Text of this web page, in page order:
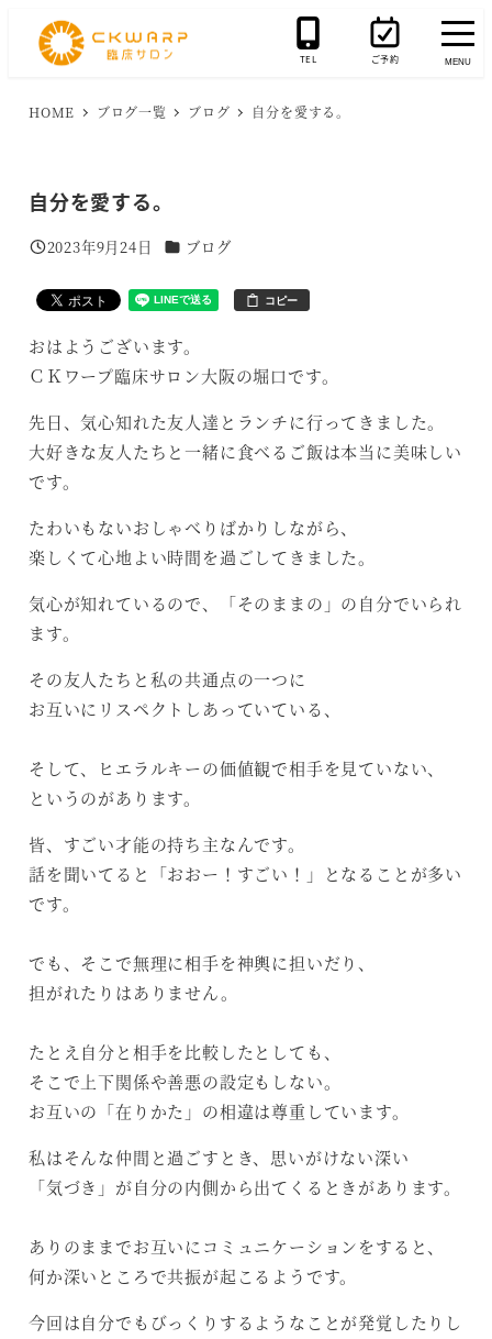
TEL ご予約 MENU
HOME ブログ一覧 ブログ 自分を愛する。
自分を愛する。
投稿日
2023年9月24日 カテゴリー
ブログ
コピー
おはようございます。
ＣＫワープ臨床サロン大阪の堀口です。
先日、気心知れた友人達とランチに行ってきました。
大好きな友人たちと一緒に食べるご飯は本当に美味しい
です。
たわいもないおしゃべりばかりしながら、
楽しくて心地よい時間を過ごしてきました。
気心が知れているので、「そのままの」の自分でいられ
ます。
その友人たちと私の共通点の一つに
お互いにリスペクトしあっていている、
そして、ヒエラルキーの価値観で相手を見ていない、
というのがあります。
皆、すごい才能の持ち主なんです。
話を聞いてると「おおー！すごい！」となることが多い
です。
でも、そこで無理に相手を神輿に担いだり、
担がれたりはありません。
たとえ自分と相手を比較したとしても、
そこで上下関係や善悪の設定もしない。
お互いの「在りかた」の相違は尊重しています。
私はそんな仲間と過ごすとき、思いがけない深い
「気づき」が自分の内側から出てくるときがあります。
ありのままでお互いにコミュニケーションをすると、
何か深いところで共振が起こるようです。
今回は自分でもびっくりするようなことが発覚したりし